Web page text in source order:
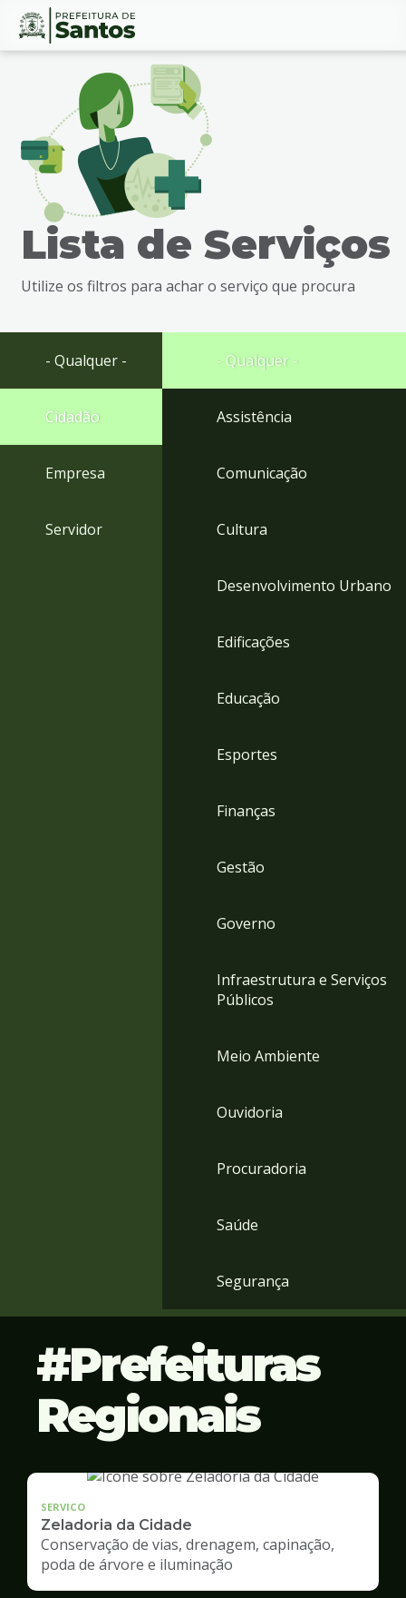
Ir
busca
Ir
rodapé
Conteúdo
Lista de Serviços
Utilize os filtros para achar o serviço que procura
- Qualquer -
Cidadão
Empresa
Servidor
- Qualquer -
Assistência
Comunicação
Cultura
Desenvolvimento Urbano
Edificações
Educação
Esportes
Finanças
Gestão
Governo
Infraestrutura e Serviços
Públicos
Meio Ambiente
Ouvidoria
Procuradoria
Saúde
Segurança
Prefeituras
Regionais
SERVICO
Zeladoria da Cidade
Conservação de vias, drenagem, capinação,
poda de árvore e iluminação